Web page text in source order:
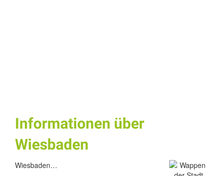
Informationen über
Wiesbaden
Wiesbaden…